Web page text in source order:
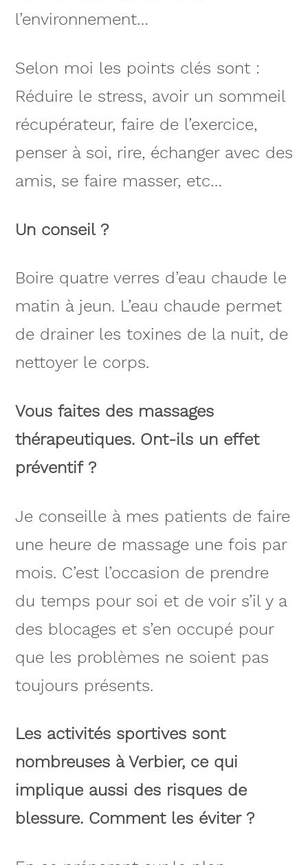
l’environnement…
Selon moi les points clés sont :
Réduire le stress, avoir un sommeil
récupérateur, faire de l’exercice,
penser à soi, rire, échanger avec des
amis, se faire masser, etc…
Un conseil ?
Boire quatre verres d’eau chaude le
matin à jeun. L’eau chaude permet
de drainer les toxines de la nuit, de
nettoyer le corps.
Vous faites des massages
thérapeutiques. Ont-ils un effet
préventif ?
Je conseille à mes patients de faire
une heure de massage une fois par
mois. C’est l’occasion de prendre
du temps pour soi et de voir s’il y a
des blocages et s’en occupé pour
que les problèmes ne soient pas
toujours présents.
Les activités sportives sont
nombreuses à Verbier, ce qui
implique aussi des risques de
blessure. Comment les éviter ?